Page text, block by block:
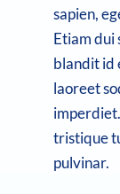
sapien,
Etiam dui
blandit id
laoreet
tristique
pulvinar.